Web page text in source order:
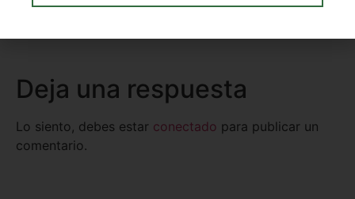
Deja una respuesta
Lo siento, debes estar conectado para publicar un
comentario.